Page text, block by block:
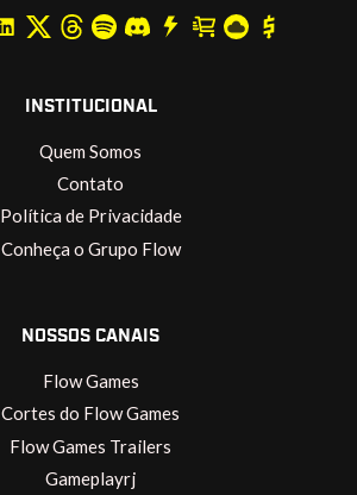
INSTITUCIONAL
Quem Somos
Contato
Política de Privacidade
Conheça o Grupo Flow
NOSSOS CANAIS
Flow Games
Cortes do Flow Games
Flow Games Trailers
Gameplayrj